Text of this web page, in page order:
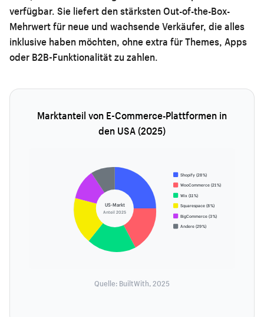
verfügbar. Sie liefert den stärksten Out-of-the-Box-
Mehrwert für neue und wachsende Verkäufer, die alles
inklusive haben möchten, ohne extra für Themes, Apps
oder B2B-Funktionalität zu zahlen.
Marktanteil von E-Commerce-Plattformen in
den USA (2025)
US-Markt
Anteil 2025
Shopify (28 %)
WooCommerce (21 %)
Wix (11 %)
Squarespace (8 %)
BigCommerce (3 %)
Andere (29 %)
Quelle: BuiltWith, 2025